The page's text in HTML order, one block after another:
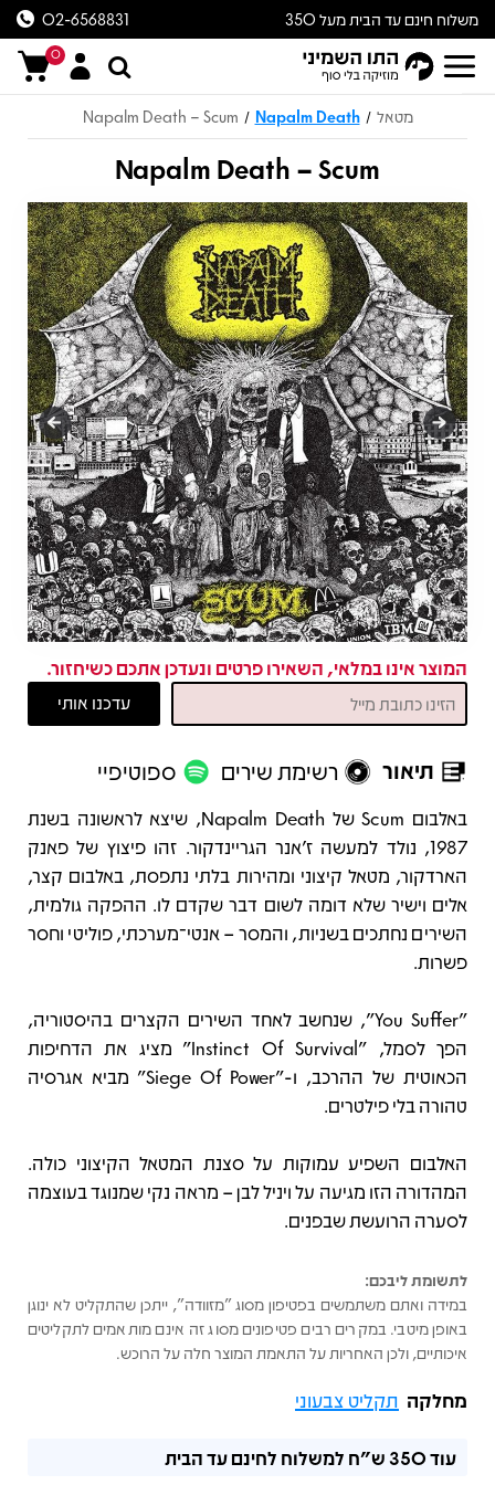
משלוח חינם עד הבית מעל 350
ש״ח
02-6568831
0
מטאל /
Napalm Death
/
Napalm Death – Scum
Napalm Death – Scum
המוצר אינו במלאי, השאירו פרטים ונעדכן אתכם כשיחזור.
תיאור רשימת שירים ספוטיפיי
תיאור
באלבום Scum של Napalm Death, שיצא לראשונה בשנת
1987, נולד למעשה ז'אנר הגריינדקור. זהו פיצוץ של פאנק
הארדקור, מטאל קיצוני ומהירות בלתי נתפסת, באלבום קצר,
אלים וישיר שלא דומה לשום דבר שקדם לו. ההפקה גולמית,
השירים נחתכים בשניות, והמסר – אנטי־מערכתי, פוליטי וחסר
פשרות.
"You Suffer", שנחשב לאחד השירים הקצרים בהיסטוריה,
הפך לסמל, "Instinct Of Survival" מציג את הדחיפות
הכאוטית של ההרכב, ו-"Siege Of Power" מביא אגרסיה
טהורה בלי פילטרים.
האלבום השפיע עמוקות על סצנת המטאל הקיצוני כולה.
המהדורה הזו מגיעה על ויניל לבן – מראה נקי שמנוגד בעוצמה
לסערה הרועשת שבפנים.
לתשומת ליבכם:
במידה ואתם משתמשים בפטיפון מסוג "מזוודה", ייתכן שהתקליט לא ינוגן
באופן מיטבי. במקרים רבים פטיפונים מסוג זה אינם מותאמים לתקליטים
איכותיים, ולכן האחריות על התאמת המוצר חלה על הרוכש.
מחלקה תקליט צבעוני
עוד350 ש"ח למשלוח לחינם עד הבית